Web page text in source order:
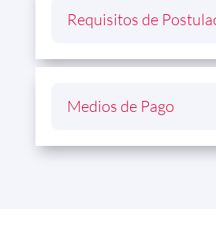
Requisitos de
Medios de Pago